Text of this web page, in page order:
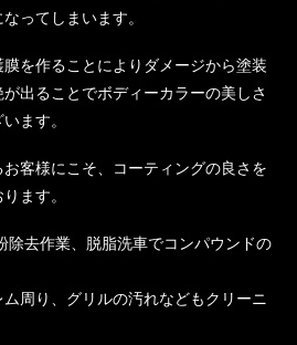
ってしまいます。
を作ることによりダメージから塗装
出ることでボディーカラーの美しさ
ます。
客様にこそ、コーティングの良さを
ます。
除去作業、脱脂洗車でコンパウンドの
周り、グリルの汚れなどもクリーニ